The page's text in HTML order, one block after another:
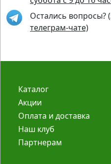
Остались вопросы?
телеграм-чате)
Каталог
Акции
Оплата и доставка
Наш клуб
Партнерам